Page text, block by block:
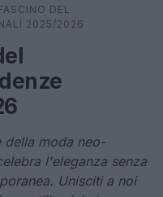
DEL
2025/2026
della moda neo-
l'eleganza senza
Unisciti a noi